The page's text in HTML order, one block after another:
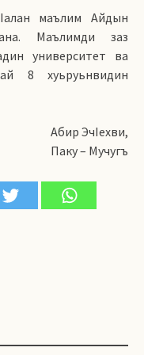
маълим Айдын
Маълимди заз
университет ва
8 хуьруьнвидин
Абир ЭчIехви,
Паку – Мучугъ